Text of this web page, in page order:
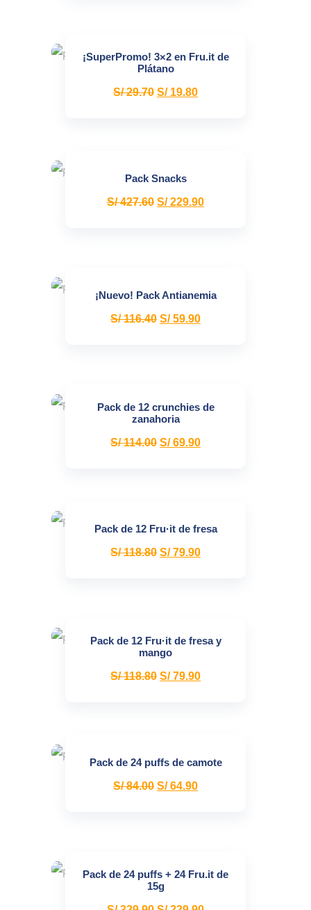
¡SuperPromo! 3×2 en Fru.it de
Plátano
S/29.70 S/19.80
Pack Snacks
S/427.60 S/229.90
¡Nuevo! Pack Antianemia
S/116.40 S/59.90
Pack de 12 crunchies de
zanahoria
S/114.00 S/69.90
Pack de 12 Fru·it de fresa
S/118.80 S/79.90
Pack de 12 Fru·it de fresa y
mango
S/118.80 S/79.90
Pack de 24 puffs de camote
S/84.00 S/64.90
Pack de 24 puffs + 24 Fru.it de
15g